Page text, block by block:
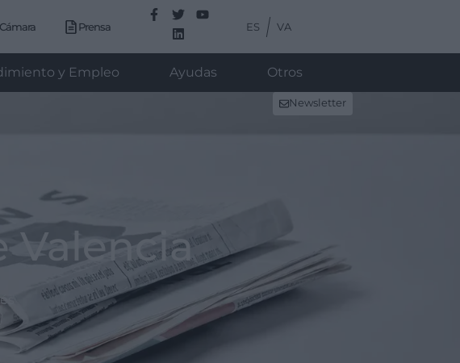
Prensa ES VA
y Empleo Ayudas Otros
Newsletter
Valencia